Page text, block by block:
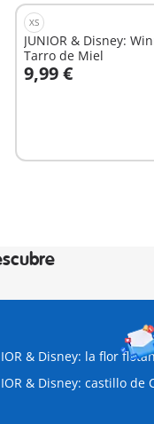
XS
JUNIOR & Disney:
Tarro de Miel
9,99 €
A la cesta
& Disney: la flor
& Disney: castillo de